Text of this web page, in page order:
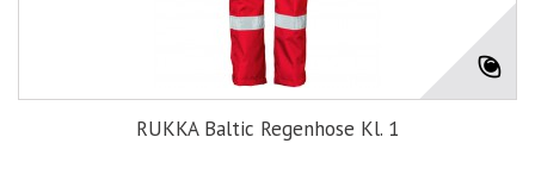
RUKKA Baltic Regenhose Kl. 1